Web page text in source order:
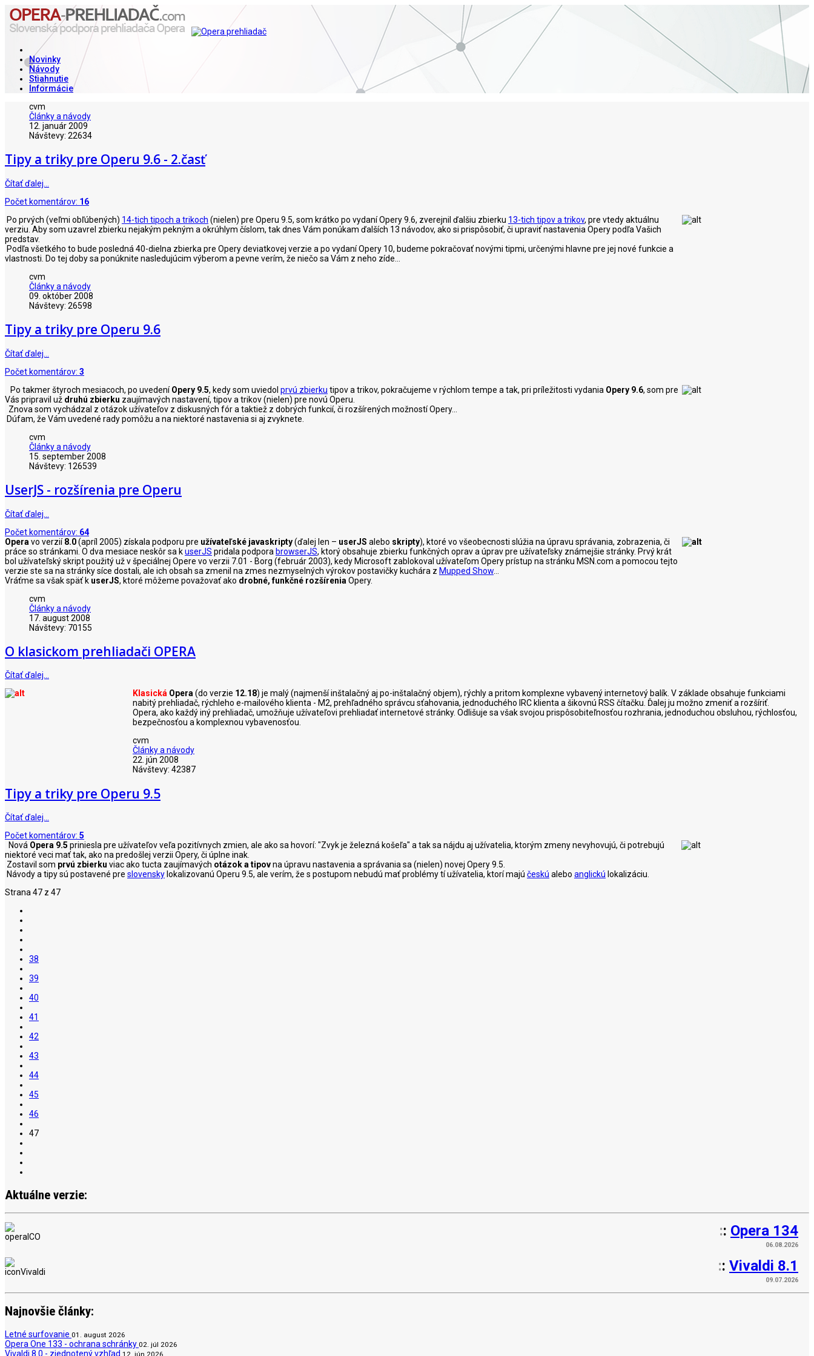
Novinky
Návody
Stiahnutie
Informácie
cvm
Články a návody
12. január 2009
Návštevy: 22634
Tipy a triky pre Operu 9.6 - 2.časť
Čítať ďalej…
Počet komentárov: 16
Po prvých (veľmi obľúbených) 14-tich tipoch a trikoch (nielen) pre Operu 9.5, som krátko po vydaní Opery 9.6, zverejnil ďalšiu zbierku 13-tich tipov a trikov, pre vtedy aktuálnu
verziu. Aby som uzavrel zbierku nejakým pekným a okrúhlym číslom, tak dnes Vám ponúkam ďalších 13 návodov, ako si prispôsobiť, či upraviť nastavenia Opery podľa Vašich
predstav.
Podľa všetkého to bude posledná 40-dielna zbierka pre Opery deviatkovej verzie a po vydaní Opery 10, budeme pokračovať novými tipmi, určenými hlavne pre jej nové funkcie a
vlastnosti. Do tej doby sa ponúknite nasledujúcim výberom a pevne verím, že niečo sa Vám z neho zíde...
cvm
Články a návody
09. október 2008
Návštevy: 26598
Tipy a triky pre Operu 9.6
Čítať ďalej…
Počet komentárov: 3
Po takmer štyroch mesiacoch, po uvedeníOpery 9.5, kedy som uviedol prvú zbierku tipov a trikov, pokračujeme v rýchlom tempe a tak, pri príležitosti vydania Opery 9.6, som pre
Vás pripravil už druhú zbierku zaujímavých nastavení, tipov a trikov (nielen) pre novú Operu.
Znova som vychádzal z otázok užívateľov z diskusných fór a taktiež z dobrých funkcií, či rozšírených možností Opery...
Dúfam, že Vám uvedené rady pomôžu a na niektoré nastavenia si aj zvyknete.
cvm
Články a návody
15. september 2008
Návštevy: 126539
UserJS - rozšírenia pre Operu
Čítať ďalej…
Počet komentárov: 64
Opera vo verzií8.0(apríl 2005) získala podporu pre užívateľské javaskripty(ďalej len – userJS alebo skripty), ktoré vo všeobecnosti slúžia na úpravu správania, zobrazenia, či
práce so stránkami. O dva mesiace neskôr sa kuserJS pridala podpora browserJS, ktorý obsahuje zbierku funkčných oprav a úprav pre užívateľsky známejšie stránky. Prvý krát
bol užívateľský skript použitý už v špeciálnej Opere vo verzii 7.01 - Borg (február 2003), kedy Microsoft zablokoval užívateľom Opery prístup na stránku MSN.com a pomocou tejto
verzie ste sa na stránky síce dostali, ale ich obsah sa zmenil na zmes nezmyselných výrokov postavičky kuchára z Mupped Show
Vráťme sa však späť k userJS, ktoré môžeme považovať ako drobné, funkčné rozšírenia Opery.
cvm
Články a návody
17. august 2008
Návštevy: 70155
O klasickom prehliadači OPERA
Čítať ďalej…
Klasická Opera(do verzie 12.18) je malý (najmenší inštalačný aj po-inštalačný objem), rýchly a pritom komplexne vybavený internetový balík. V základe obsahuje funkciami
nabitý prehliadač, rýchleho e-mailového klienta - M2, prehľadného správcu sťahovania, jednoduchého IRC klienta a šikovnú RSS čítačku. Ďalej ju možno zmeniť a rozšíriť.
Opera, ako každý iný prehliadač, umožňuje užívateľovi prehliadať internetové stránky. Odlišuje sa však svojou prispôsobiteľnosťou rozhrania, jednoduchou obsluhou, rýchlosťou,
bezpečnosťou a komplexnou vybavenosťou.
cvm
Články a návody
22. jún 2008
Návštevy: 42387
Tipy a triky pre Operu 9.5
Čítať ďalej…
Počet komentárov: 5
Nová Opera 9.5 priniesla pre užívateľov veľa pozitívnych zmien, ale ako sa hovorí: "Zvyk je železná košeľa" a tak sa nájdu aj užívatelia, ktorým zmeny nevyhovujú, či potrebujú
niektoré veci mať tak, ako na predošlej verzii Opery, či úplne inak.
Zostavil som prvú zbierku viac ako tucta zaujímavých otázok a tipovna úpravu nastavenia a správania sa (nielen) novej Opery 9.5.
Návody a tipy sú postavené pre slovensky lokalizovanú Operu 9.5, ale verím, že s postupom nebudú mať problémy tí užívatelia, ktorí majú českú alebo anglickú lokalizáciu.
Strana 47 z 47
38
39
40
41
42
43
44
45
46
47
Aktuálne verzie:
:: Opera 134
06.08.2026
:: Vivaldi 8.1
09.07.2026
Najnovšie články:
Letné surfovanie 01. august 2026
Opera One 133 - ochrana schránky 02. júl 2026
Vivaldi 8.0 - zjednotený vzhľad 12. jún 2026